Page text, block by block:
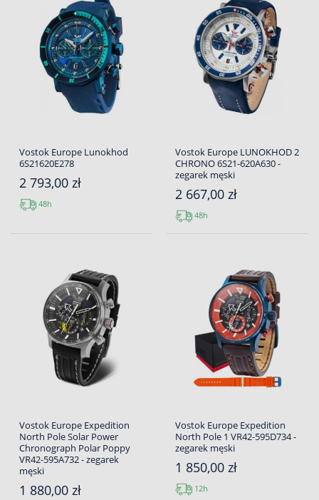
Vostok Europe Lunokhod
6S21620E278
2 793,00 zł
48h
Vostok Europe LUNOKHOD 2
CHRONO 6S21-620A630 -
zegarek męski
2 667,00 zł
48h
Vostok Europe Expedition
North Pole Solar Power
Chronograph Polar Poppy
VR42-595A732 - zegarek
męski
1 880,00 zł
Vostok Europe Expedition
North Pole 1 VR42-595D734 -
zegarek męski
1 850,00 zł
12h